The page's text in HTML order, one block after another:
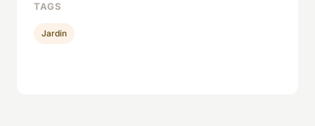
TAGS
Jardin